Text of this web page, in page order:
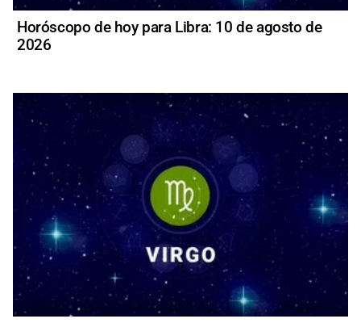
Horóscopo de hoy para Libra: 10 de agosto de
2026